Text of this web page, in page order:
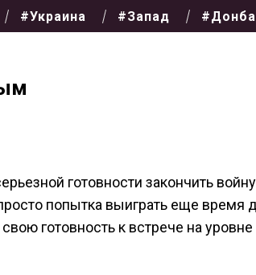
#Украина #Запад
готовности закончить войну
попытка выиграть еще время
готовность к встрече на уровне